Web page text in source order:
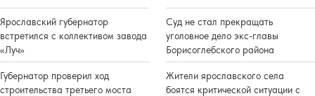
Ярославский губернатор
встретился с коллективом завода
«Луч»
Губернатор проверил ход
строительства третьего моста
Суд не стал прекращать
уголовное дело экс-главы
Борисоглебского района
Жители ярославского села
боятся критической ситуации с